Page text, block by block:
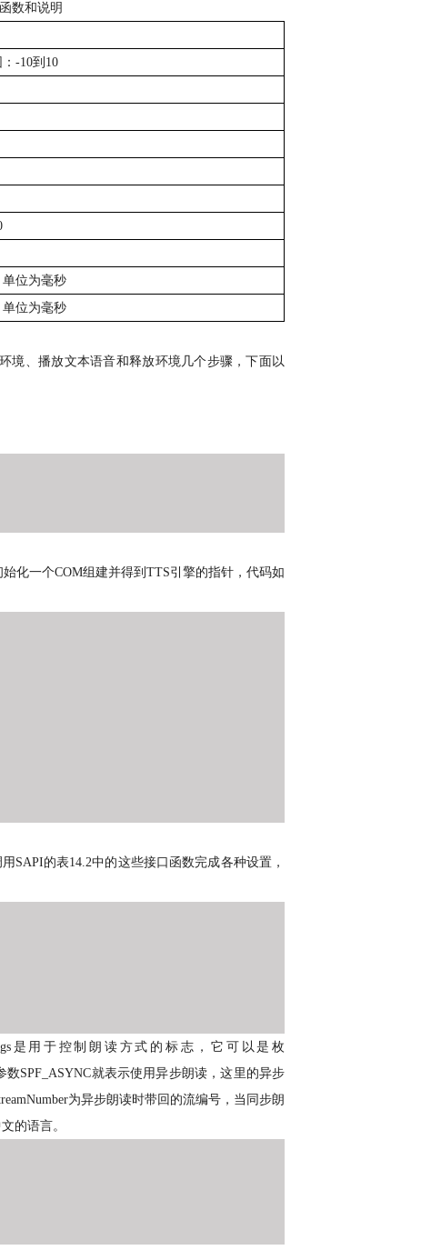
数和说明
-10到 10
位为毫秒
位为毫秒
境、播放文本语音和释放环境几个步骤，下面以
始化一个COM组建并得到 TTS引擎的指针，代码如
SAPI的表14.2中的这些接口函数完成各种设置，
是用于控制朗读方式的标志，它可以是枚
数SPF_ASYNC就表示使用异步朗读，这里的异步
为异步朗读时带回的流编号，当同步朗
的语言。